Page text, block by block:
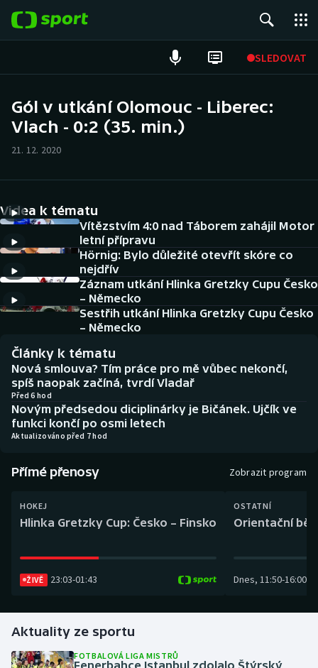
SLEDOVAT
Hokej
Cyklistika
DALŠÍ SPORTY
Americký fotbal
Baseball a softbal
Basketbal
Biatlon
Boby a skeleton
Box
Golf
NEPŘEHLÉDNĚTE
Historické návraty
Aplikace ČT sport
AZ kvíz
Gól v utkání Olomouc - Liberec:
Vlach - 0:2 (35. min.)
21. 12. 2020
Videa k tématu
Vítězstvím 4:0 nad Táborem zahájil Motor
letní přípravu
Hörnig: Bylo důležité otevřít skóre co
nejdřív
Záznam utkání Hlinka Gretzky Cupu Česko
– Německo
Sestřih utkání Hlinka Gretzky Cupu Česko
– Německo
Články k tématu
Nová smlouva? Tím práce pro mě vůbec nekončí,
spíš naopak začíná, tvrdí Vladař
Před 6 hod
Novým předsedou diciplinárky je Bičánek. Ujčík ve
funkci končí po osmi letech
Aktualizováno před 7 hod
Přímé přenosy Zobrazit program
HOKEJ
Hlinka Gretzky Cup: Česko – Finsko
ŽIVĚ 23:03-01:43
OSTATNÍ
Orientační
Dnes, 11:50-16:00
Aktuality ze sportu
FOTBALOVÁ LIGA MISTRŮ
Fenerbahce Istanbul zdolalo Štýrský